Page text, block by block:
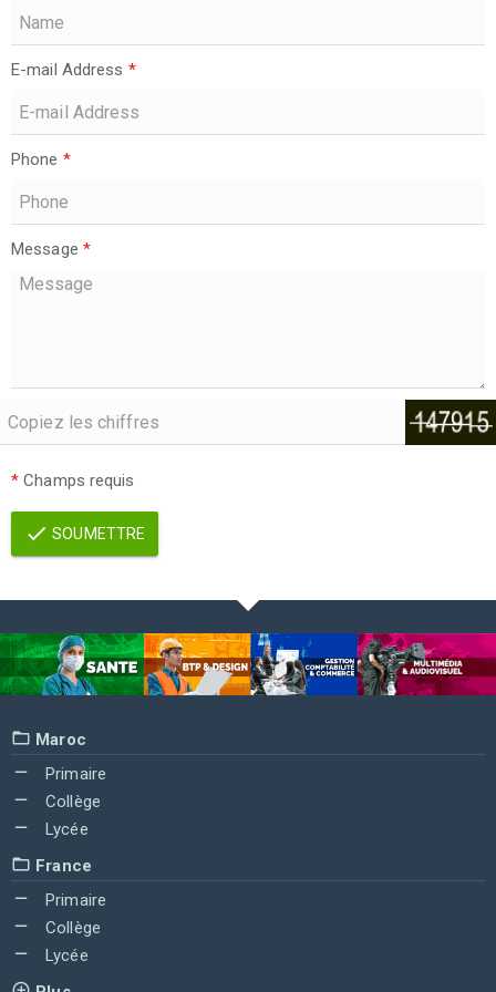
E-mail Address *
Phone *
Message *
* Champs requis
SOUMETTRE
Maroc
Primaire
Collège
Lycée
France
Primaire
Collège
Lycée